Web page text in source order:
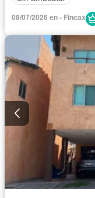
08/07/2026 en - Fincax